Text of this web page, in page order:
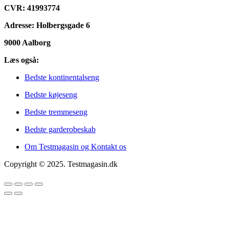
CVR: 41993774
Adresse: Holbergsgade 6
9000 Aalborg
Læs også:
Bedste kontinentalseng
Bedste køjeseng
Bedste tremmeseng
Bedste garderobeskab
Om Testmagasin og Kontakt os
Copyright © 2025. Testmagasin.dk